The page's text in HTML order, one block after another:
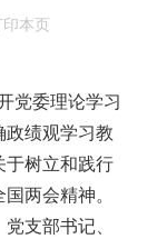
印本页
党委理论学习
绩观学习教
于树立和践行
两会精神。
支部书记、